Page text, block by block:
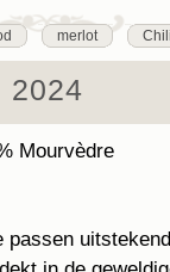
merlot
2024
Mourvèdre
passen